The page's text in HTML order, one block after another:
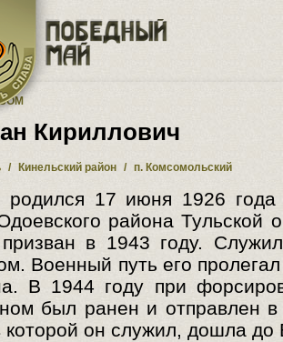
содержанию
Кириллович
/ Кинельский район / п. Комсомольский
родился 17 июня 1926 года
района Тульской
в 1943 году.
Военный путь его
В 1944 году при
был ранен и отправлен в
которой он служил, дошла до